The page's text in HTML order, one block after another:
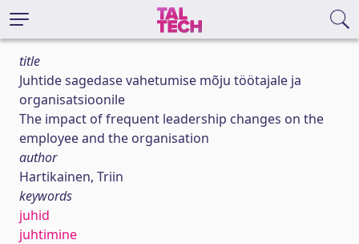
title
Juhtide sagedase vahetumise mõju töötajale ja
organisatsioonile
The impact of frequent leadership changes on the
employee and the organisation
author
Hartikainen, Triin
keywords
juhid
juhtimine